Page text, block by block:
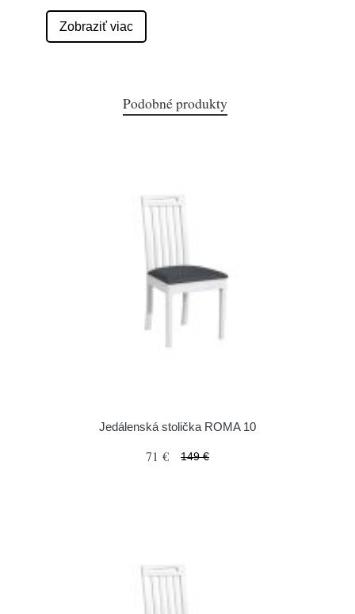
Zobraziť viac
Podobné produkty
Jedálenská stolička ROMA 10
71 € 149 €